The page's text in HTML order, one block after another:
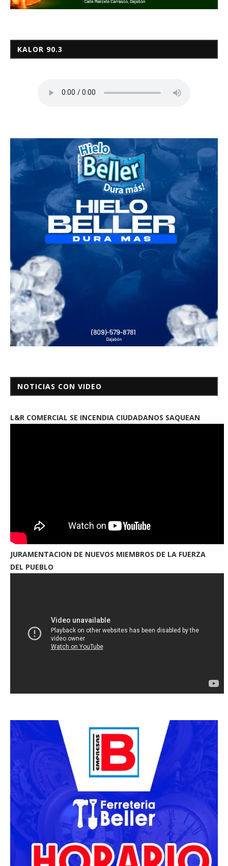
KALOR 90.3
NOTICIAS CON VIDEO
L&R COMERCIAL SE INCENDIA CIUDADANOS SAQUEAN
JURAMENTACION DE NUEVOS MIEMBROS DE LA FUERZA
DEL PUEBLO